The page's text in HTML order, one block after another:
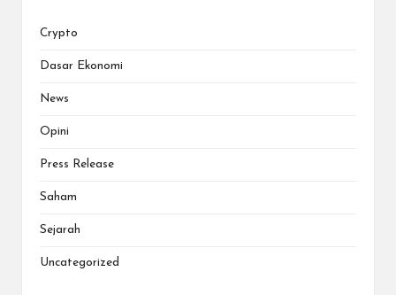
Crypto
Dasar Ekonomi
News
Opini
Press Release
Saham
Sejarah
Uncategorized